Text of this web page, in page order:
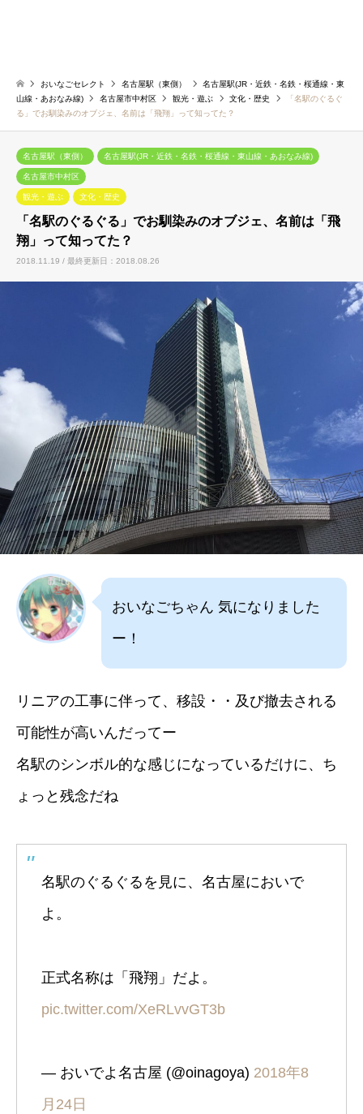
おいなごセレクト 名古屋駅（東側）
名古屋駅(JR・近鉄・名鉄・桜通線・東
山線・あおなみ線)
名古屋市中村区 観光・遊ぶ 文化・歴史
「名駅のぐるぐ
る」でお馴染みのオブジェ、名前は「飛翔」って知ってた？
名古屋駅（東側） 名古屋駅(JR・近鉄・名鉄・桜通線・東山線・あおなみ線)
名古屋市中村区
観光・遊ぶ 文化・歴史
「名駅のぐるぐる」でお馴染みのオブジェ、名前は「飛
翔」って知ってた？
2018.11.19 / 最終更新日：2018.08.26
おいなごちゃん 気になりました
ー！
リニアの工事に伴って、移設・・及び撤去される
可能性が高いんだってー
名駅のシンボル的な感じになっているだけに、ち
ょっと残念だね
名駅のぐるぐるを見に、名古屋においで
よ。
正式名称は「飛翔」だよ。
pic.twitter.com/XeRLvvGT3b
— おいでよ名古屋 (@oinagoya) 2018年8
月24日